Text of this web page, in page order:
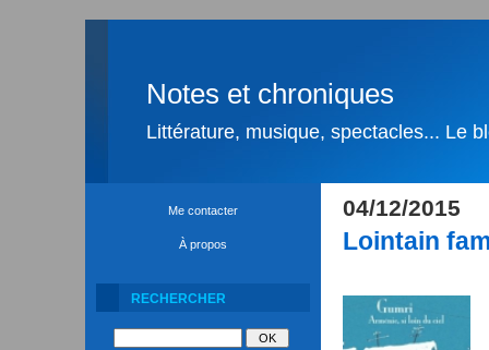
Notes et chroniques
Littérature, musique, spectacles... Le
Me contacter
À propos
RECHERCHER
04/12/2015
Lointain